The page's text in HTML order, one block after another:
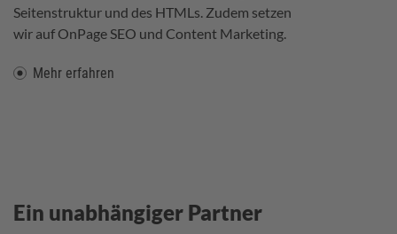
Seitenstruktur und des HTMLs. Zudem setzen
wir auf OnPage SEO und Content Marketing.
Mehr erfahren
Ein unabhängiger Partner